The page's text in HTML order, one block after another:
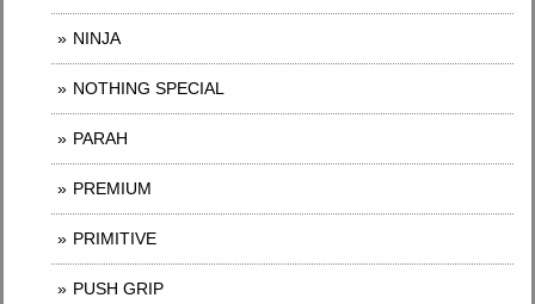
NINJA
NOTHING SPECIAL
PARAH
PREMIUM
PRIMITIVE
PUSH GRIP